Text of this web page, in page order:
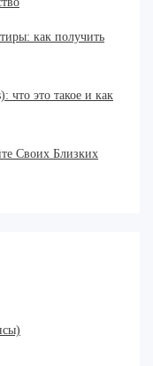
как получить
что это такое и как
Своих Близких